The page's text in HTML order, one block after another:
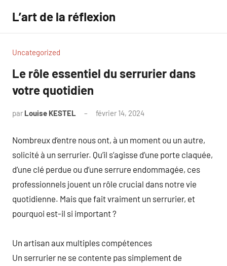
contenu
L’art de la réflexion
Uncategorized
Le rôle essentiel du serrurier dans
votre quotidien
par Louise KESTEL février 14, 2024
Nombreux d’entre nous ont, à un moment ou un autre,
solicité à un serrurier. Qu’il s’agisse d’une porte claquée,
d’une clé perdue ou d’une serrure endommagée, ces
professionnels jouent un rôle crucial dans notre vie
quotidienne. Mais que fait vraiment un serrurier, et
pourquoi est-il si important ?
Un artisan aux multiples compétences
Un serrurier ne se contente pas simplement de